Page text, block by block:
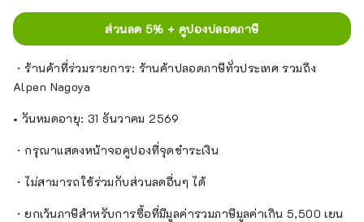
ส่วนลด 5% + คูปองปลอดภาษี
・ร้านค้าที่ร่วมรายการ: ร้านค้าปลอดภาษีทั่วประเทศ รวมถึง
Alpen Nagoya
• วันหมดอายุ: 31 ธันวาคม 2569
・กรุณาแสดงหน้าจอคูปองที่จุดชำระเงิน
・ไม่สามารถใช้ร่วมกับส่วนลดอื่นๆ ได้
・ยกเว้นภาษีสำหรับการซื้อที่มีมูลค่ารวมภาษีมูลค่าเกิน 5,500 เยน